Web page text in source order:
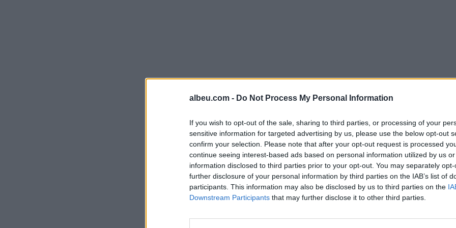
albeu.com - Do Not Process My Personal Information
If you wish to opt-out of the sale, sharing to third parties, or processing of your
sensitive information for targeted advertising by us, please use the below opt-out
confirm your selection. Please note that after your opt-out request is processed
continue seeing interest-based ads based on personal information utilized by us
information disclosed to third parties prior to your opt-out. You may separately
further disclosure of your personal information by third parties on the IAB’s list of
participants. This information may also be disclosed by us to third parties on the
Downstream Participants that may further disclose it to other third parties.